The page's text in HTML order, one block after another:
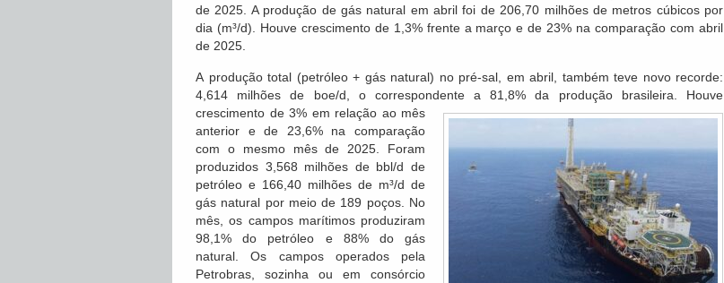
de 2025. A produção de gás natural em abril foi de 206,70 milhões de metros cúbicos por
dia (m³/d). Houve crescimento de 1,3% frente a março e de 23% na comparação com abril
de 2025.
A produção total (petróleo + gás natural) no pré-sal, em abril, também teve novo recorde:
4,614 milhões de boe/d, o correspondente a 81,8% da produção brasileira.
Houve
crescimento de 3% em relação ao mês
anterior e de 23,6% na comparação
com o mesmo mês de 2025. Foram
produzidos 3,568 milhões de bbl/d de
petróleo e 166,40 milhões de m³/d de
gás natural por meio de 189 poços. No
mês, os campos marítimos produziram
98,1% do petróleo e 88% do gás
natural. Os campos operados pela
Petrobras, sozinha ou em consórcio